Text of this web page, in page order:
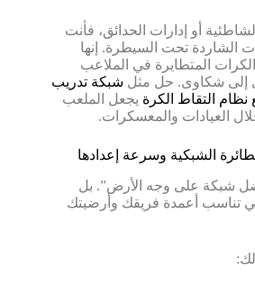
أو إدارات الحدائق، فأنت
الشاردة تحت السيطرة. إنها
المتطايرة في الملاعب
إلى شكاوى. حل مثل شبكة تدريب
نظام التقاط الكرة يجعل الملعب
العيادات والمعسكرات.
الشبكية وسرعة إعدادها
شبكة على وجه الأرض”. بل
تناسب أعمدة فريقك وأرضيتك